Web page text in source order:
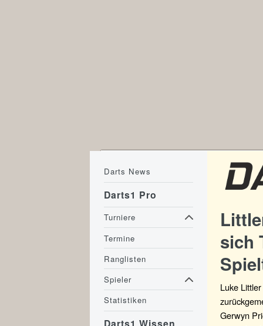
sich
Luke
Gerwyn
Darts News
Darts1 Pro
Turniere
Termine
Ranglisten
Spieler
Statistiken